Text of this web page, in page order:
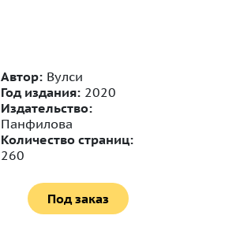
Автор: Вулси
Год издания: 2020
Издательство:
Панфилова
Количество страниц:
260
Под заказ